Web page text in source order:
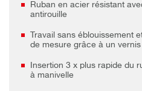
Ruban en acier résistant
antirouille
Travail sans éblouissement
de mesure grâce à un
Insertion 3 x plus rapide du
à manivelle